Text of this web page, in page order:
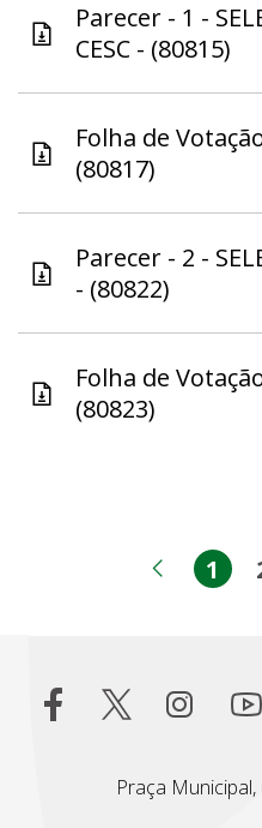
Parecer - 1 -
CESC - (80815)
Folha de
(80817)
Parecer - 2 -
- (80822)
Folha de
(80823)
1
Praça